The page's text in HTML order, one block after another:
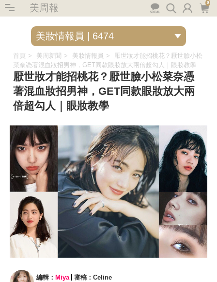
美周報 0
首頁 美周新聞 美妝情報員
厭世妝才能招桃花？厭世臉小松
菜奈憑著混血妝招男神，GET同款眼妝放大兩倍超勾人｜眼妝教學
厭世妝才能招桃花？厭世臉小松菜奈憑
著混血妝招男神，GET同款眼妝放大兩
倍超勾人｜眼妝教學
編輯： Miya
審稿：Celine